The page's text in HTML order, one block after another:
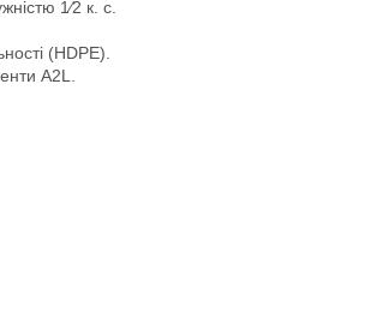
1⁄2 к. с.
(HDPE).
A2L.